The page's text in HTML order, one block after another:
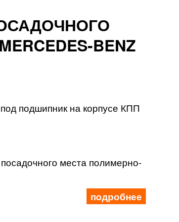
BENZ
подшипник на корпусе КПП
места полимерно-
подробнее